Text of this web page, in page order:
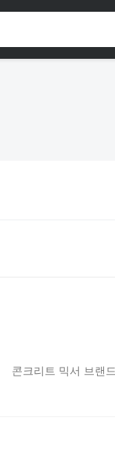
콘크리트 믹서 브랜드